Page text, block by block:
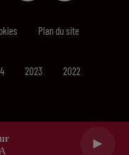
Plan du site
2023 2022